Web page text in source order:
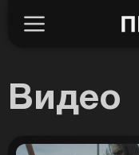
Видео